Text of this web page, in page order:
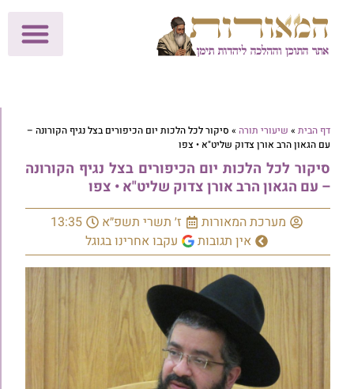
דף הבית » שיעורי תורה » סיקור לכל הלכות יום הכיפורים בצל נגיף הקורונה –
עם הגאון הרב אורן צדוק שליט"א • צפו
סיקור לכל הלכות יום הכיפורים בצל נגיף הקורונה
– עם הגאון הרב אורן צדוק שליט"א • צפו
מערכת המאורות ז׳ תשרי תשפ״א
13:35
אין תגובות
עקבו אחרינו בגוגל